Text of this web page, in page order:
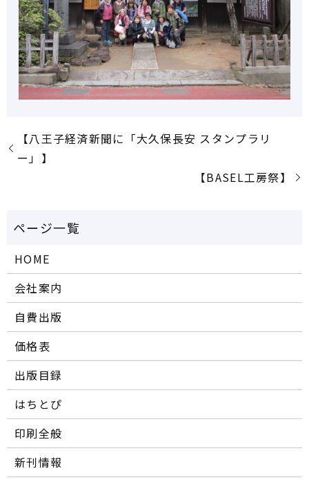
【八王子経済新聞に「大久保長安 スタンプラリ
ー」】
【BASEL工房祭】
HOME
会社案内
自費出版
価格表
出版目録
はちとぴ
印刷全般
新刊情報